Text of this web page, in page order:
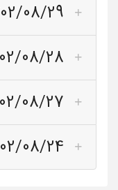
08/29
08/28
08/27
08/24